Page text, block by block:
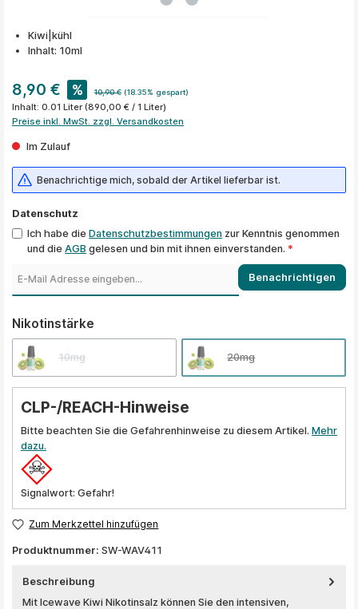
Kiwi|kühl
Inhalt: 10ml
8,90 € % 10,90 € (18.35% gespart)
Inhalt: 0.01 Liter (890,00 € / 1 Liter)
Preise inkl. MwSt. zzgl. Versandkosten
Im Zulauf
Benachrichtige mich, sobald der Artikel lieferbar ist.
Datenschutz
Ich habe dieDatenschutzbestimmungen zur Kenntnis genommen
und dieAGB gelesen und bin mit ihnen einverstanden.*
Benachrichtigen
Nikotinstärke
10mg 20mg
CLP-/REACH-Hinweise
Bitte beachten Sie die Gefahrenhinweise zu diesem Artikel. Mehr
dazu.
Signalwort: Gefahr!
Zum Merkzettel hinzufügen
Produktnummer: SW-WAV411
Beschreibung
Mit Icewave Kiwi Nikotinsalz können Sie den intensiven,